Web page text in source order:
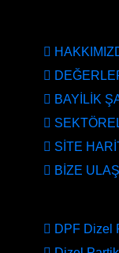
BAYİLİK
SİTE
BİZE
DPF Dizel